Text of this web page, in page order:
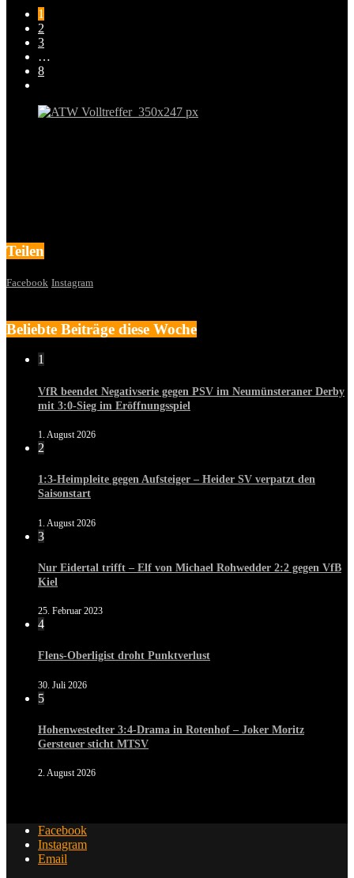
1
2
3
…
8
Teilen
Facebook Instagram
Beliebte Beiträge diese Woche
1
VfR beendet Negativserie gegen PSV im Neumünsteraner Derby
mit 3:0-Sieg im Eröffnungsspiel
1. August 2026
2
1:3-Heimpleite gegen Aufsteiger – Heider SV verpatzt den
Saisonstart
1. August 2026
3
Nur Eidertal trifft – Elf von Michael Rohwedder 2:2 gegen VfB
Kiel
25. Februar 2023
4
Flens-Oberligist droht Punktverlust
30. Juli 2026
5
Hohenwestedter 3:4-Drama in Rotenhof – Joker Moritz
Gersteuer sticht MTSV
2. August 2026
Facebook
Instagram
Email